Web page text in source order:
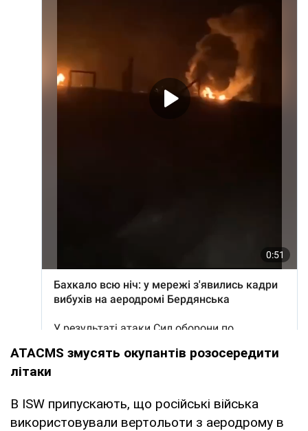
ATACMS змусять окупантів розосередити
літаки
В ISW припускають, що російські війська
використовували вертольоти з аеродрому в